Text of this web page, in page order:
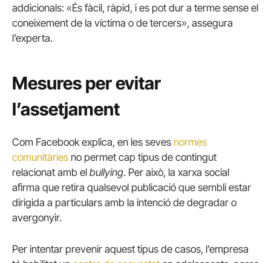
addicionals: «És fàcil, ràpid, i es pot dur a terme sense el
coneixement de la víctima o de tercers», assegura
l’experta.
Mesures per evitar
l’assetjament
Com Facebook explica, en les seves normes
comunitàries no permet cap tipus de contingut
relacionat amb el bullying. Per això, la xarxa social
afirma que retira qualsevol publicació que sembli estar
dirigida a particulars amb la intenció de degradar o
avergonyir.
Per intentar prevenir aquest tipus de casos, l’empresa